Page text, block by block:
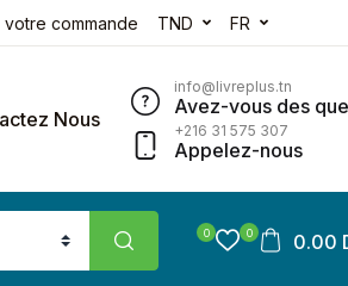
votre commande TND FR
Nous
info@livreplus.tn
Avez-vous des
+216 31 575 307
Appelez-nous
0 0 0.00